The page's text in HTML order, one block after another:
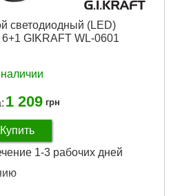
светодиодный (LED)
GIKRAFT WL-0601
1 209 грн
Купить
1-3 рабочих дней